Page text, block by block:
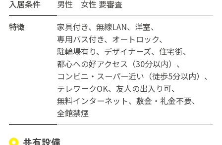
友達をよびたくなる様なお部屋に住んでみませんか？
ガス代賃料に込み水道代賃料に込み、布団レンタル有
入居条件
男性 女性 要審査
特徴
家具付き 無線LAN
洋室
専用バス付き
オートロック
駐輪場有り
デザイナーズ
住宅街
都心への好アクセス（30分以内）
コンビニ・スーパー近い（徒歩5分以内）
テレワークOK
友人の出入り可
無料インターネット
敷金・礼金不要
全館禁煙
共有設備